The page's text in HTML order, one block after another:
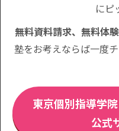
にピ
無料資料請求、無料体
塾をお考えならば一度
東京個別指導学
公式